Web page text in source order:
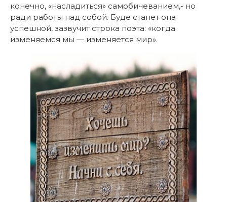
конечно, «насладиться» самобичеванием,- но
ради работы над собой. Буде станет она
успешной, зазвучит строка поэта: «когда
изменяемся мы — изменяется мир».